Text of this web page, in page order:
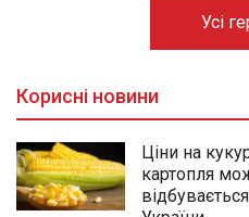
Усі
Корисні новини
Ціни на
картопля